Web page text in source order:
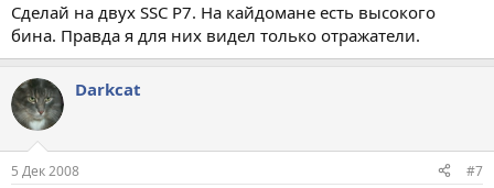
Сделай на двух SSC P7. На кайдомане есть высокого
бина. Правда я для них видел только отражатели.
Darkcat
5 Дек 2008 #7